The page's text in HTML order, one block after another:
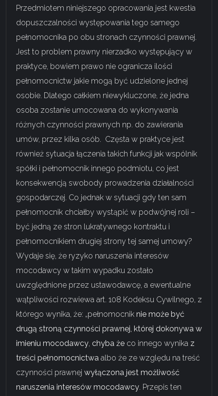
Przedmiotem niniejszego opracowania jest kwestia
dopuszczalności występowania tego samego
pełnomocnika po obu stronach czynności prawnej.
Jest to problem prawny nierzadko występujący w
praktyce, bowiem prawo nie ogranicza ilości
pełnomocnictw jakie mogą być udzielone jednej
osobie. Dlatego całkiem niewykluczone, że jedna
osoba zostanie umocowana do wykonywania
różnych czynności prawnych np. do zawierania
umów, przez kilka osób. Częsta w praktyce jest
również sytuacja łączenia takich funkcji jak wspólnik
spółki i pełnomocnik innego podmiotu, co jest
konsekwencją swobody prowadzenia działalności
gospodarczej. Co jednak w sytuacji gdy ten sam
pełnomocnik chciałby wystąpić w podwójnej roli –
być jedną ze stron lukratywnego kontraktu i
pełnomocnikiem drugiej strony tej samej umowy?
Wydaje się, że ryzyko naruszenia interesów
mocodawcy w takim wypadku zostało
uwzględnione przez ustawodawcę, a ewentualne
wątpliwości rozwiewa art. 108 Kodeksu Cywilnego, z
którego wynika, że: „pełnomocnik nie może być
drugą stroną czynności prawnej, której dokonywa w
imieniu mocodawcy, chyba że co innego wynika z
treści pełnomocnictwa albo że ze względu na treść
czynności prawnej wyłączona jest możliwość
naruszenia interesów mocodawcy. Przepis ten